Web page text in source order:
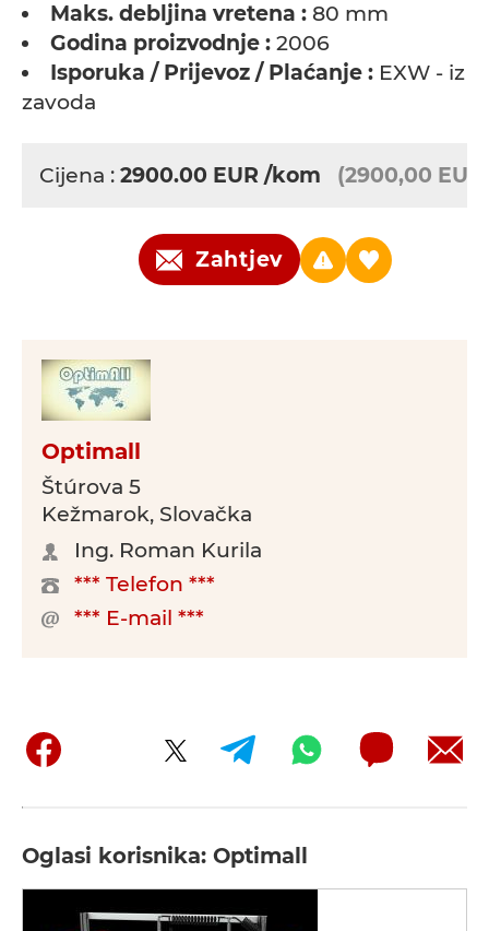
Maks. debljina vretena : 80 mm
Godina proizvodnje : 2006
Isporuka / Prijevoz / Plaćanje : EXW - iz
zavoda
Cijena : 2900.00 EUR /kom (2900,00
Zahtjev
Optimall
Štúrova 5
Kežmarok, Slovačka
Ing. Roman Kurila
*** Telefon ***
*** E-mail ***
Oglasi korisnika: Optimall